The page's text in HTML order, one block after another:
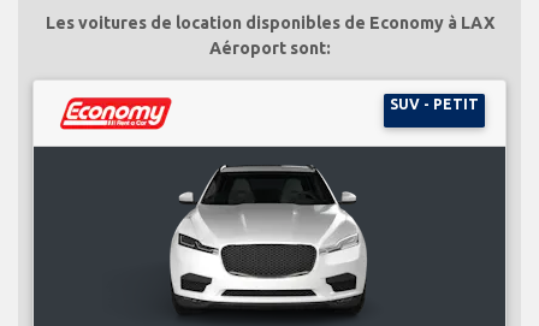
Les voitures de location disponibles de Economy à LAX
Aéroport sont:
SUV - PETIT